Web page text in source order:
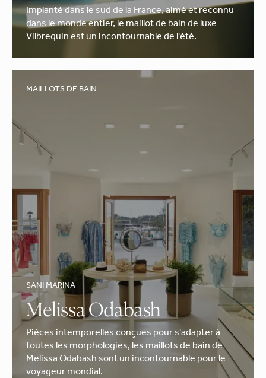
Implanté dans le sud de la France, aimé et reconnu
dans le monde entier, le maillot de bain de luxe
Vilbrequin est un incontournable de l'été.
MAILLOTS DE BAIN
SANI MARINA
Melissa Odabash
Pièces intemporelles conçues pour s'adapter à
toutes les morphologies, les maillots de bain de
Melissa Odabash sont un incontournable pour le
voyageur mondial.